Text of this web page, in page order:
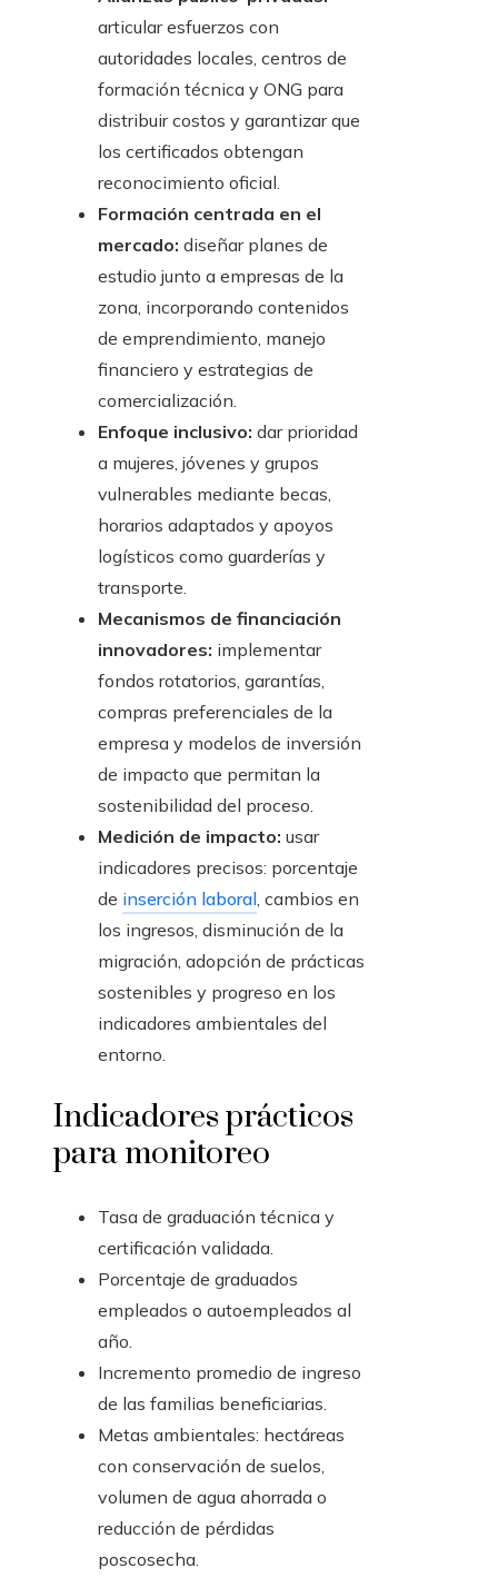
articular esfuerzos con
autoridades locales, centros de
formación técnica y ONG para
distribuir costos y garantizar que
los certificados obtengan
reconocimiento oficial.
Formación centrada en el
mercado: diseñar planes de
estudio junto a empresas de la
zona, incorporando contenidos
de emprendimiento, manejo
financiero y estrategias de
comercialización.
Enfoque inclusivo: dar prioridad
a mujeres, jóvenes y grupos
vulnerables mediante becas,
horarios adaptados y apoyos
logísticos como guarderías y
transporte.
Mecanismos de financiación
innovadores: implementar
fondos rotatorios, garantías,
compras preferenciales de la
empresa y modelos de inversión
de impacto que permitan la
sostenibilidad del proceso.
Medición de impacto: usar
indicadores precisos: porcentaje
de inserción laboral, cambios en
los ingresos, disminución de la
migración, adopción de prácticas
sostenibles y progreso en los
indicadores ambientales del
entorno.
Indicadores prácticos
para monitoreo
Tasa de graduación técnica y
certificación validada.
Porcentaje de graduados
empleados o autoempleados al
año.
Incremento promedio de ingreso
de las familias beneficiarias.
Metas ambientales: hectáreas
con conservación de suelos,
volumen de agua ahorrada o
reducción de pérdidas
poscosecha.